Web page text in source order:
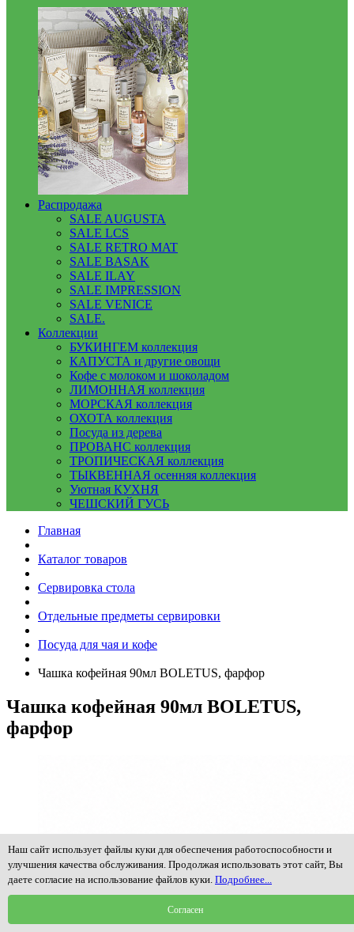
Распродажа
SALE AUGUSTA
SALE LCS
SALE RETRO MAT
SALE BASAK
SALE ILAY
SALE IMPRESSION
SALE VENICE
SALE.
Коллекции
БУКИНГЕМ коллекция
КАПУСТА и другие овощи
Кофе с молоком и шоколадом
ЛИМОННАЯ коллекция
МОРСКАЯ коллекция
ОХОТА коллекция
Посуда из дерева
ПРОВАНС коллекция
ТРОПИЧЕСКАЯ коллекция
ТЫКВЕННАЯ осенняя коллекция
Уютная КУХНЯ
ЧЕШСКИЙ ГУСЬ
Главная
Каталог товаров
Сервировка стола
Отдельные предметы сервировки
Посуда для чая и кофе
Чашка кофейная 90мл BOLETUS, фарфор
Чашка кофейная 90мл BOLETUS,
фарфор
Наш сайт использует файлы куки для обеспечения работоспособности и
улучшения качества обслуживания. Продолжая использовать этот сайт, Вы
даете согласие на использование файлов куки. Подробнее...
Согласен